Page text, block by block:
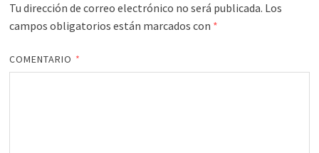
Tu dirección de correo electrónico no será publicada. Los
campos obligatorios están marcados con *
COMENTARIO *